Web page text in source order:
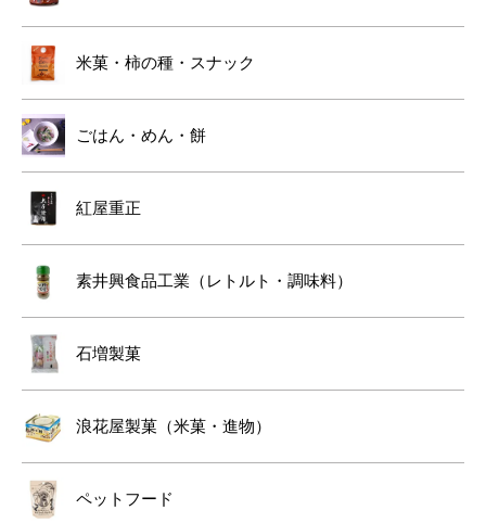
米菓・柿の種・スナック
ごはん・めん・餅
紅屋重正
素井興食品工業（レトルト・調味料）
石増製菓
浪花屋製菓（米菓・進物）
ペットフード